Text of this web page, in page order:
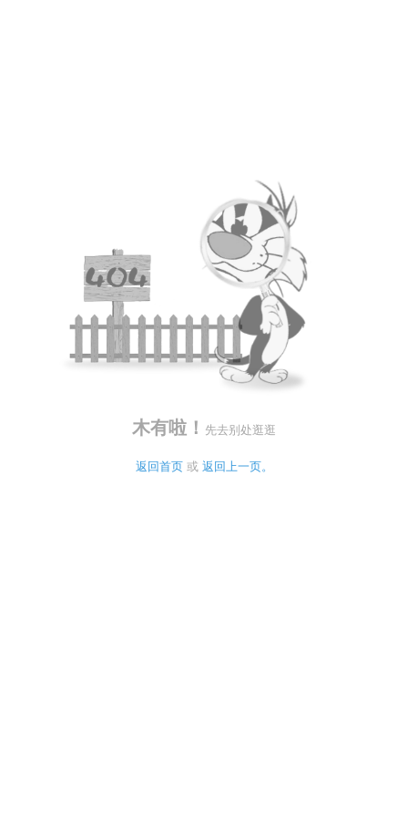
木有啦！ 先去别处逛逛
返回首页 或 返回上一页。